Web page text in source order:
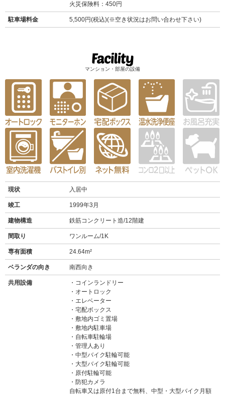
火災保険料：450円
駐車場料金 5,500円(税込)(※空き状況はお問い合わせ下さい)
マンション・部屋の設備
現状 入居中
竣工 1999年3月
建物構造 鉄筋コンクリート造/12階建
間取り ワンルーム/1K
専有面積 24.64m²
ベランダの向き 南西向き
共用設備
コインランドリー
オートロック
エレベーター
宅配ボックス
敷地内ゴミ置場
敷地内駐車場
自転車駐輪場
管理人あり
中型バイク駐輪可能
大型バイク駐輪可能
原付駐輪可能
防犯カメラ
自転車又は原付1台まで無料、中型・大型バイク月額